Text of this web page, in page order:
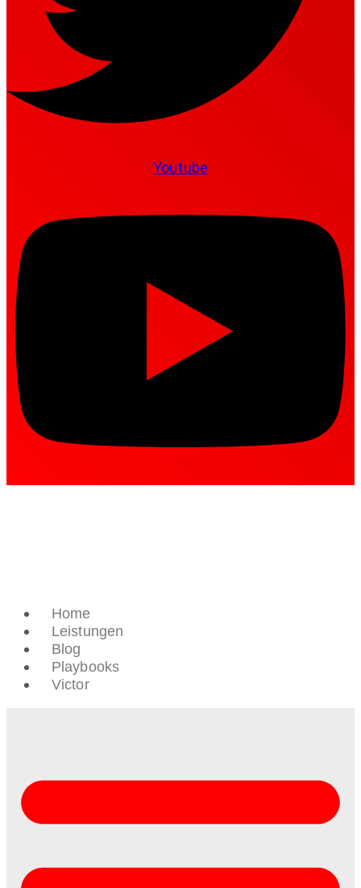
Youtube
Home
Leistungen
Blog
Playbooks
Victor